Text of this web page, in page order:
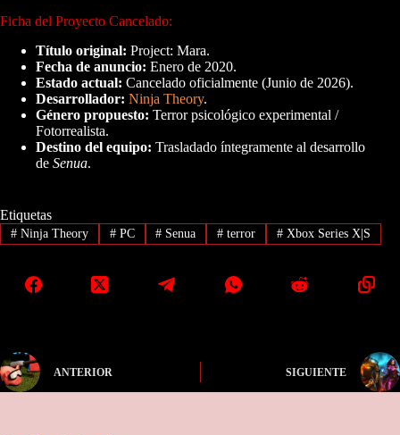
Ficha del Proyecto Cancelado:
Título original: Project: Mara.
Fecha de anuncio: Enero de 2020.
Estado actual: Cancelado oficialmente (Junio de 2026).
Desarrollador: Ninja Theory.
Género propuesto: Terror psicológico experimental /
Fotorrealista.
Destino del equipo: Trasladado íntegramente al desarrollo
de Senua.
Etiquetas
#Ninja Theory #PC # Senua # terror # Xbox Series X|S
ANTERIOR SIGUIENTE